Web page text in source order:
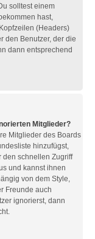
solltest einem
hast,
(Headers)
den Benutzer, der die
dann entsprechend
Mitglieder?
Mitglieder des Boards
hinzufügst,
den schnellen Zugriff
und kannst ihnen
von dem Style,
Freunde auch
ignorierst, dann